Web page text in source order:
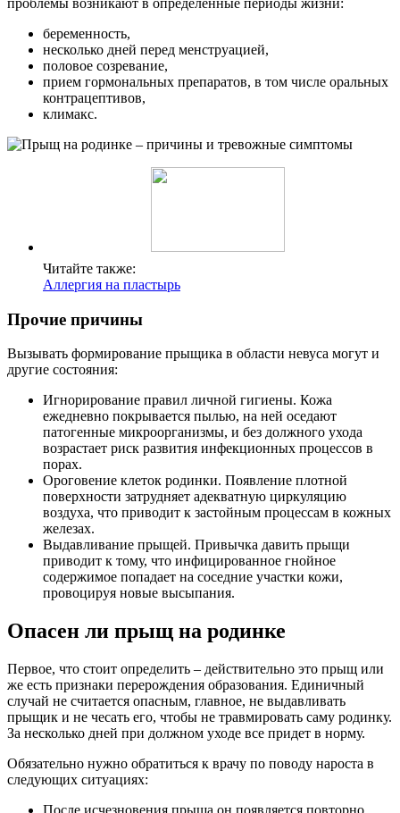
беременность,
несколько дней перед менструацией,
половое созревание,
прием гормональных препаратов, в том числе оральных
контрацептивов,
климакс.
Читайте также:
Аллергия на пластырь
Прочие причины
Вызывать формирование прыщика в области невуса могут и
другие состояния:
Игнорирование правил личной гигиены. Кожа
ежедневно покрывается пылью, на ней оседают
патогенные микроорганизмы, и без должного ухода
возрастает риск развития инфекционных процессов в
порах.
Ороговение клеток родинки. Появление плотной
поверхности затрудняет адекватную циркуляцию
воздуха, что приводит к застойным процессам в кожных
железах.
Выдавливание прыщей. Привычка давить прыщи
приводит к тому, что инфицированное гнойное
содержимое попадает на соседние участки кожи,
провоцируя новые высыпания.
Опасен ли прыщ на родинке
Первое, что стоит определить – действительно это прыщ или
же есть признаки перерождения образования. Единичный
случай не считается опасным, главное, не выдавливать
прыщик и не чесать его, чтобы не травмировать саму родинку.
За несколько дней при должном уходе все придет в норму.
Обязательно нужно обратиться к врачу по поводу нароста в
следующих ситуациях:
После исчезновения прыща он появляется повторно.